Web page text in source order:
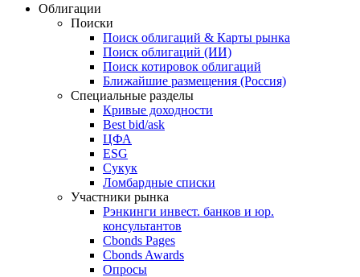
Облигации
Поиски
Поиск облигаций & Карты рынка
Поиск облигаций (ИИ)
Поиск котировок облигаций
Ближайшие размещения (Россия)
Специальные разделы
Кривые доходности
Best bid/ask
ЦФА
ESG
Сукук
Ломбардные списки
Участники рынка
Рэнкинги инвест. банков и юр.
консультантов
Cbonds Pages
Cbonds Awards
Опросы